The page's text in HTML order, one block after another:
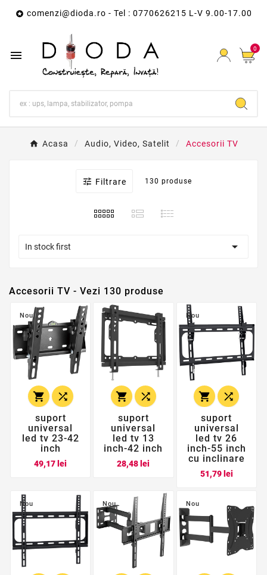
 comenzi@dioda.ro - Tel : 0770626215 L-V 9.00-17.00
 0
Acasa Audio, Video, Satelit Accesorii TV
 Filtrare 130 produse
In stock first 
Accesorii TV - Vezi 130 produse
Nou
 
suport
universal
led tv 23-42
inch
49,17 lei
Nou
 
suport
universal
led tv 13
inch-42 inch
28,48 lei
Nou
 
suport
universal
led tv 26
inch-55 inch
cu inclinare
51,79 leiPret
Nou Nou Nou